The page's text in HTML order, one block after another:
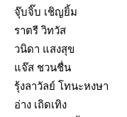
จุ๊บจิ๊บ เชิญยิ้ม
ราตรี วิทวัส
วนิดา แสงสุข
แจ๊ส ชวนชื่น
รุ้งลาวัลย์ โทนะหงษา
อ่าง เถิดเทิง